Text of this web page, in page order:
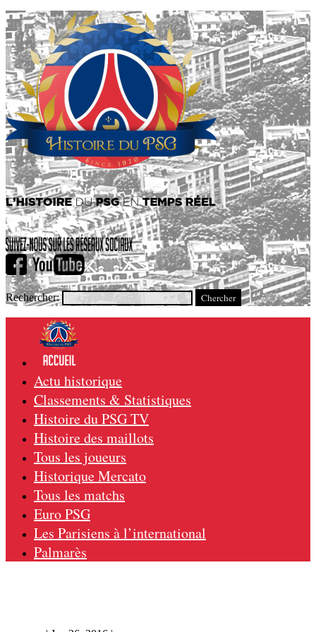
Rechercher:
Actu historique
Classements & Statistiques
Histoire du PSG TV
Histoire des maillots
Tous les joueurs
Historique Mercato
Tous les matchs
Euro PSG
Les Parisiens à l’international
Palmarès